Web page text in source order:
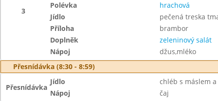
3
Polévka
hrachová
Jídlo
pečená treska
Příloha
brambor
Doplněk
zeleninový salát
Nápoj
džus,mléko
Přesnídávka (8:30 - 8:59)
Přesnídávka
Jídlo
chléb s máslem
Nápoj
čaj